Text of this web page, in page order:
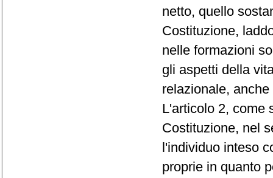
netto, quello
Costituzione,
nelle formazioni
gli aspetti della
relazionale,
L'articolo 2, come
Costituzione, nel
l'individuo inteso
proprie in quanto